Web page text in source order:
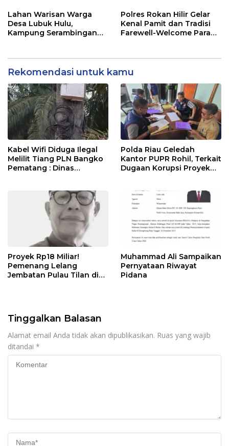
Kemajuan Rokan Hilir
Lahan Warisan Warga
Desa Lubuk Hulu,
Kampung Serambingan
Polres Rokan Hilir Gelar
Kenal Pamit dan Tradisi
Farewell-Welcome Parade
Rekomendasi untuk kamu
Kabel Wifi Diduga Ilegal
Melilit Tiang PLN Bangko
Pematang : Dinas
Polda Riau Geledah
Kantor PUPR Rohil, Terkait
Dugaan Korupsi Proyek
Proyek Rp18 Miliar!
Pemenang Lelang
Jembatan Pulau Tilan di
Muhammad Ali Sampaikan
Pernyataan Riwayat
Pidana
Tinggalkan Balasan
Alamat email Anda tidak akan dipublikasikan. Ruas yang wajib
ditandai *